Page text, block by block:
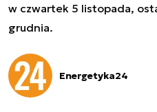
w czwartek 5 listopada,
grudnia.
Energetyka24